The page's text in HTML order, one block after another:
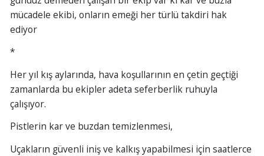
mücadele ekibi, onların emeği her türlü takdiri hak
ediyor
*
Her yıl kış aylarında, hava koşullarının en çetin geçtiği
zamanlarda bu ekipler adeta seferberlik ruhuyla
çalışıyor.
Pistlerin kar ve buzdan temizlenmesi,
Uçakların güvenli iniş ve kalkış yapabilmesi için saatlerce